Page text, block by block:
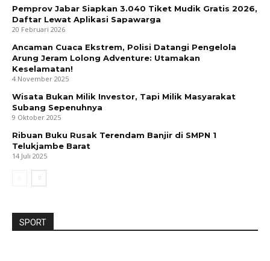
Pemprov Jabar Siapkan 3.040 Tiket Mudik Gratis 2026,
Daftar Lewat Aplikasi Sapawarga
20 Februari 2026
Ancaman Cuaca Ekstrem, Polisi Datangi Pengelola
Arung Jeram Lolong Adventure: Utamakan
Keselamatan!
4 November 2025
Wisata Bukan Milik Investor, Tapi Milik Masyarakat
Subang Sepenuhnya
9 Oktober 2025
Ribuan Buku Rusak Terendam Banjir di SMPN 1
Telukjambe Barat
14 Juli 2025
SPORT